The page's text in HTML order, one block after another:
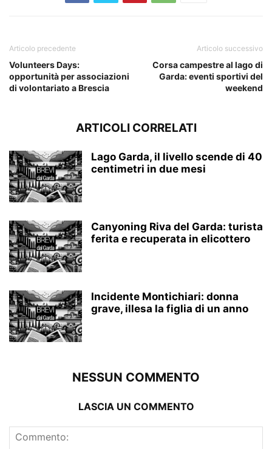
Articolo precedente
Volunteers Days:
opportunità per associazioni
di volontariato a Brescia
Articolo successivo
Corsa campestre al lago di
Garda: eventi sportivi del
weekend
ARTICOLI CORRELATI
Lago Garda, il livello scende di 40
centimetri in due mesi
Canyoning Riva del Garda: turista
ferita e recuperata in elicottero
Incidente Montichiari: donna
grave, illesa la figlia di un anno
NESSUN COMMENTO
LASCIA UN COMMENTO